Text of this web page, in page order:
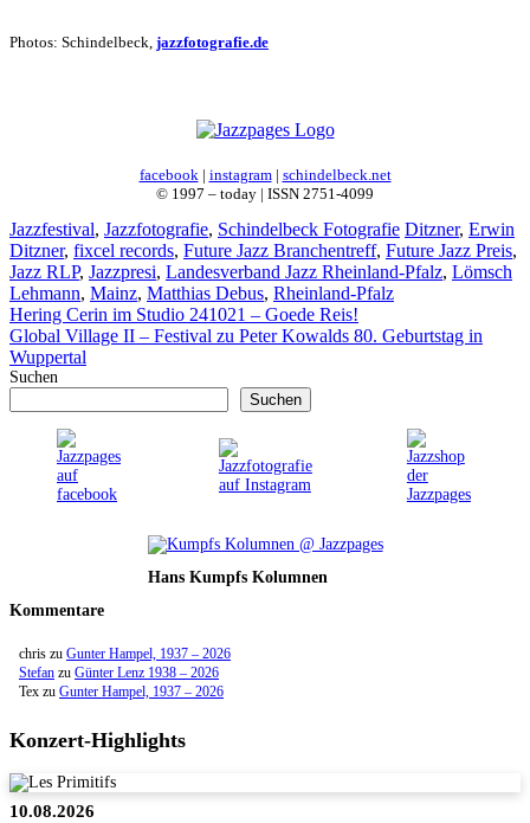
Photos: Schindelbeck, jazzfotografie.de
facebook | instagram| schindelbeck.net
© 1997 – today | ISSN 2751-4099
Kategorien
Jazzfestival, Jazzfotografie, Schindelbeck Fotografie Schlagwörter
Ditzner, Erwin
Ditzner, fixcel records, Future Jazz Branchentreff, Future Jazz Preis,
Jazz RLP, Jazzpresi, Landesverband Jazz Rheinland-Pfalz, Lömsch
Lehmann, Mainz, Matthias Debus, Rheinland-Pfalz
Hering Cerin im Studio 241021 – Goede Reis!
Global Village II – Festival zu Peter Kowalds 80. Geburtstag in
Wuppertal
Suchen
Suchen
Hans Kumpfs Kolumnen
Kommentare
chris zu Gunter Hampel, 1937 – 2026
Stefan zu Günter Lenz 1938 – 2026
Tex zu Gunter Hampel, 1937 – 2026
Konzert-Highlights
10.08.2026